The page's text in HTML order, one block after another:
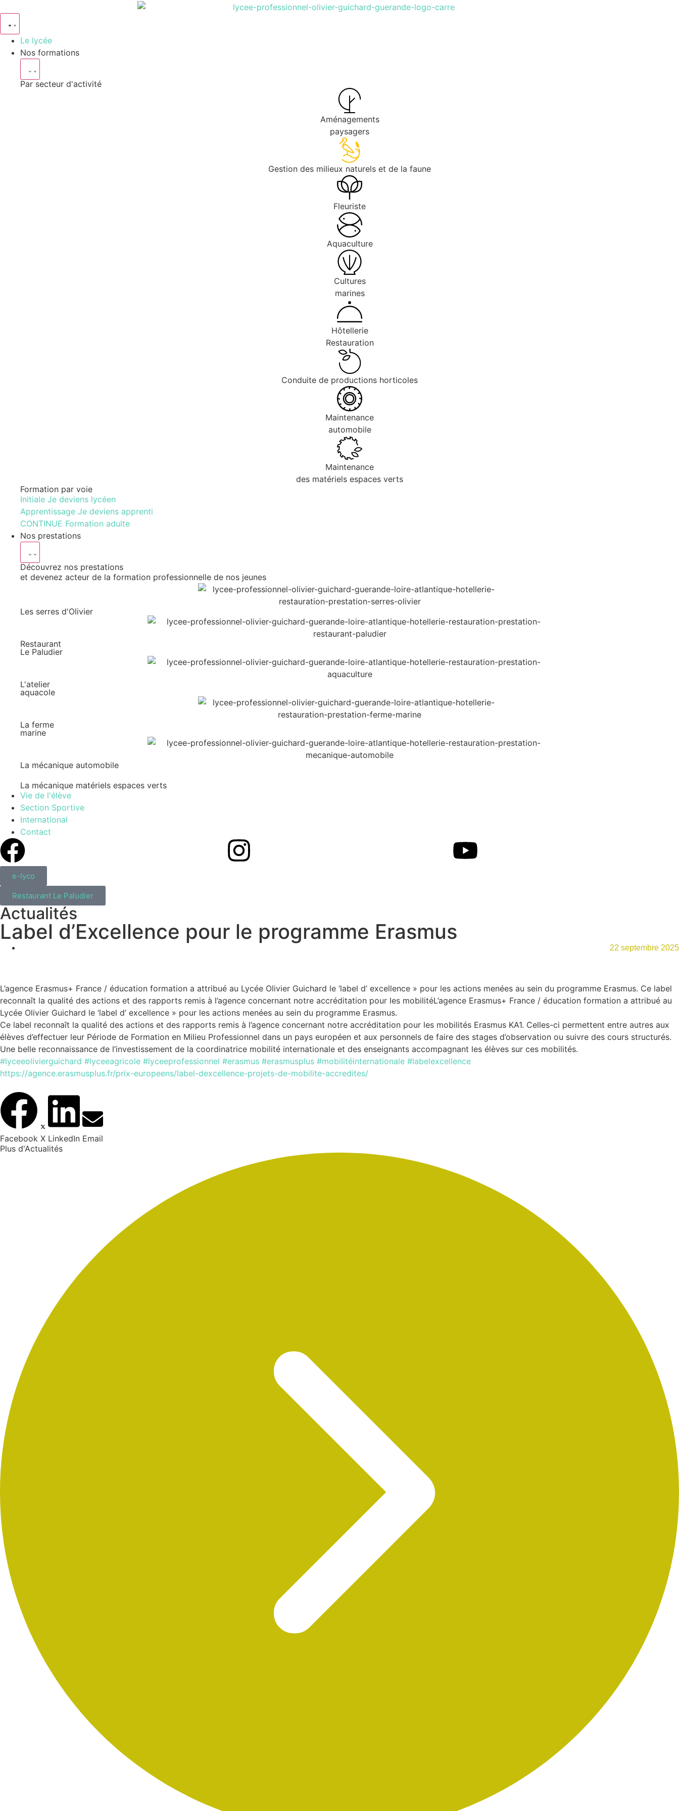
Le lycée
Nos formations
Par secteur d'activité
Aménagements
paysagers
Gestion des milieux naturels et de la faune
Fleuriste
Aquaculture
Cultures
marines
Hôtellerie
Restauration
Conduite de productions horticoles
Maintenance
automobile
Maintenance
des matériels espaces verts
Formation par voie
Initiale Je deviens lycéen
Apprentissage Je deviens apprenti
CONTINUE Formation adulte
Nos prestations
Découvrez nos prestations
et devenez acteur de la formation professionnelle de nos jeunes
Les serres d'Olivier
Restaurant
Le Paludier
L'atelier
aquacole
La ferme
marine
La mécanique automobile
La mécanique matériels espaces verts
Vie de l'élève
Section Sportive
International
Contact
e-lyco
Restaurant Le Paludier
Actualités
Label d’Excellence pour le programme Erasmus
22 septembre 2025
L’agence Erasmus+ France / éducation formation a attribué au Lycée Olivier Guichard le ‘label d’ excellence » pour les actions menées au sein du programme Erasmus. Ce label
reconnaît la qualité des actions et des rapports remis à l’agence concernant notre accréditation pour les mobilitéL’agence Erasmus+ France / éducation formation a attribué au
Lycée Olivier Guichard le ‘label d’ excellence » pour les actions menées au sein du programme Erasmus.
Ce label reconnaît la qualité des actions et des rapports remis à l’agence concernant notre accréditation pour les mobilités Erasmus KA1. Celles-ci permettent entre autres aux
élèves d’effectuer leur Période de Formation en Milieu Professionnel dans un pays européen et aux personnels de faire des stages d’observation ou suivre des cours structurés.
Une belle reconnaissance de l’investissement de la coordinatrice mobilité internationale et des enseignants accompagnant les élèves sur ces mobilités.
#lyceeolivierguichard #lyceeagricole #lyceeprofessionnel #erasmus #erasmusplus #mobilitéinternationale #labelexcellence
https://agence.erasmusplus.fr/prix-europeens/label-dexcellence-projets-de-mobilite-accredites/
Facebook X LinkedIn Email
Plus d'Actualités